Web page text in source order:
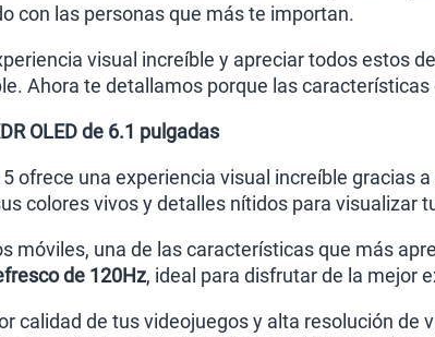
con las personas que más te importan.
visual increíble y apreciar todos estos
Ahora te detallamos porque las
OLED de 6.1 pulgadas
ofrece una experiencia visual increíble gracias a
colores vivos y detalles nítidos para visualizar
móviles, una de las características que más
de 120Hz, ideal para disfrutar de la mejor
calidad de tus videojuegos y alta resolución